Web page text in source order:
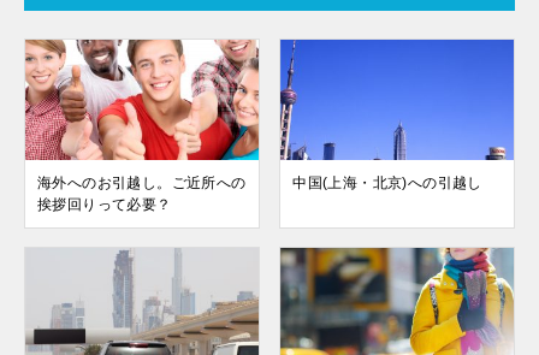
海外へのお引越し。ご近所への
挨拶回りって必要？
中国(上海・北京)への引越し